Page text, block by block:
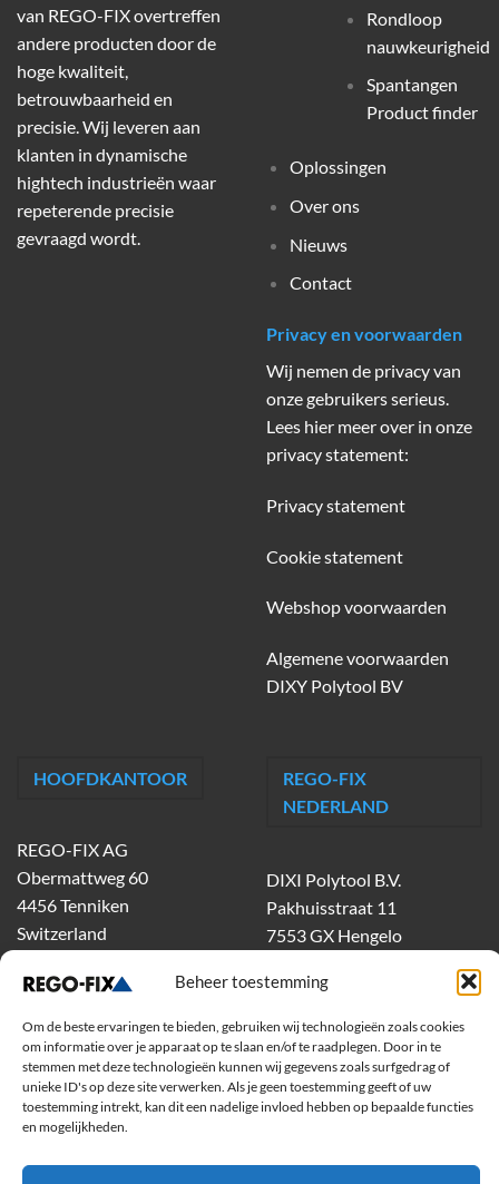
Beheer toestemming
Om de beste ervaringen te bieden, gebruiken wij technologieën zoals cookies
om informatie over je apparaat op te slaan en/of te raadplegen. Door in te
stemmen met deze technologieën kunnen wij gegevens zoals surfgedrag of
unieke ID's op deze site verwerken. Als je geen toestemming geeft of uw
toestemming intrekt, kan dit een nadelige invloed hebben op bepaalde functies
en mogelijkheden.
van REGO-FIX overtreffen
andere producten door de
hoge kwaliteit,
betrouwbaarheid en
precisie. Wij leveren aan
klanten in dynamische
hightech industrieën waar
repeterende precisie
gevraagd wordt.
Rondloop
nauwkeurigheid
Spantangen
Product finder
Oplossingen
Over ons
Nieuws
Contact
Privacy en voorwaarden
Wij nemen de privacy van
onze gebruikers serieus.
Lees hier meer over in onze
privacy statement:
Privacy statement
Cookie statement
Webshop voorwaarden
Algemene voorwaarden
DIXY Polytool BV
HOOFDKANTOOR
REGO-FIX AG
Obermattweg 60
4456 Tenniken
Switzerland
REGO-FIX
NEDERLAND
DIXI Polytool B.V.
Pakhuisstraat 11
7553 GX Hengelo
dixiholland@dixi.com
www.dixipolytool.com
Volg ons op Youtube
Volg ons op Linkedin